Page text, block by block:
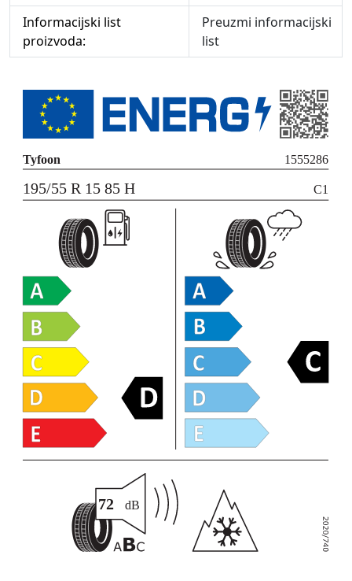
Informacijski list
proizvoda:
Preuzmi informacijski
list